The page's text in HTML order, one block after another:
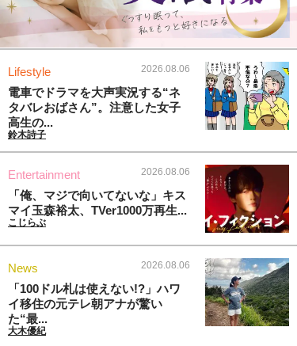
Lifestyle 2026.08.06
電車でドラマを大声実況する“ネ
タバレおばさん”。注意した女子
高生の...
鈴木詩子
Entertainment 2026.08.06
「俺、マジで向いてないな」キス
マイ玉森裕太、TVer1000万再生...
こじらぶ
News 2026.08.06
「100ドル札は使えない!?」ハワ
イ移住の元テレ朝アナが驚い
た“最...
大木優紀